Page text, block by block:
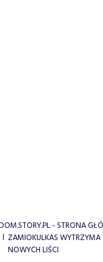
- STRONA
ZAMIOKULKAS WYTRZYMA
NOWYCH LIŚCI